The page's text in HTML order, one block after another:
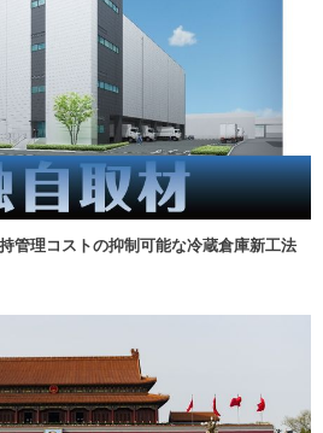
管理コストの抑制可能な冷蔵倉庫新工法